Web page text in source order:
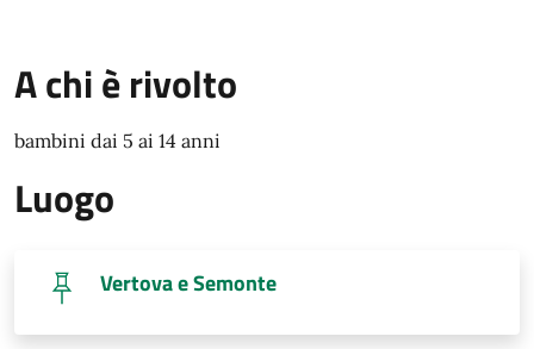
A chi è rivolto
bambini dai 5 ai 14 anni
Luogo
Vertova e Semonte